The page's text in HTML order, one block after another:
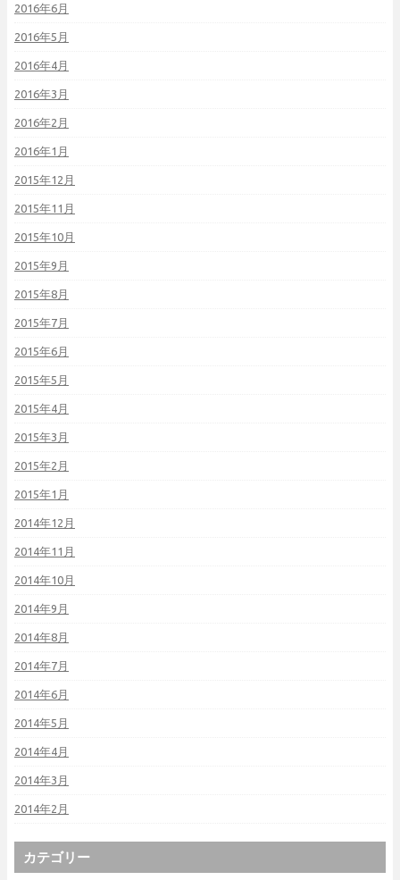
2016年6月
2016年5月
2016年4月
2016年3月
2016年2月
2016年1月
2015年12月
2015年11月
2015年10月
2015年9月
2015年8月
2015年7月
2015年6月
2015年5月
2015年4月
2015年3月
2015年2月
2015年1月
2014年12月
2014年11月
2014年10月
2014年9月
2014年8月
2014年7月
2014年6月
2014年5月
2014年4月
2014年3月
2014年2月
カテゴリー